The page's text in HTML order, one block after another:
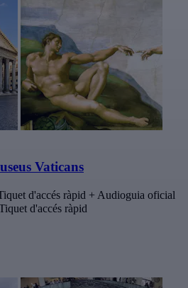
Vaticans
d'accés ràpid + Audioguia oficial
d'accés ràpid